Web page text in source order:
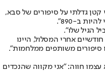
גדלתי על סיפורים של סבא,
ב-890".
הגיל שלו".
השירות שלי, וזה בא בהפתעה, ממש לא הבנו מה קורה. 7 באוקטובר תפס אותנו חודשיים אחרי המסלול, היינו
סיפורים משותפים ממלחמות".
שהוא עצמו חווה: "אני מקווה שהנכדים